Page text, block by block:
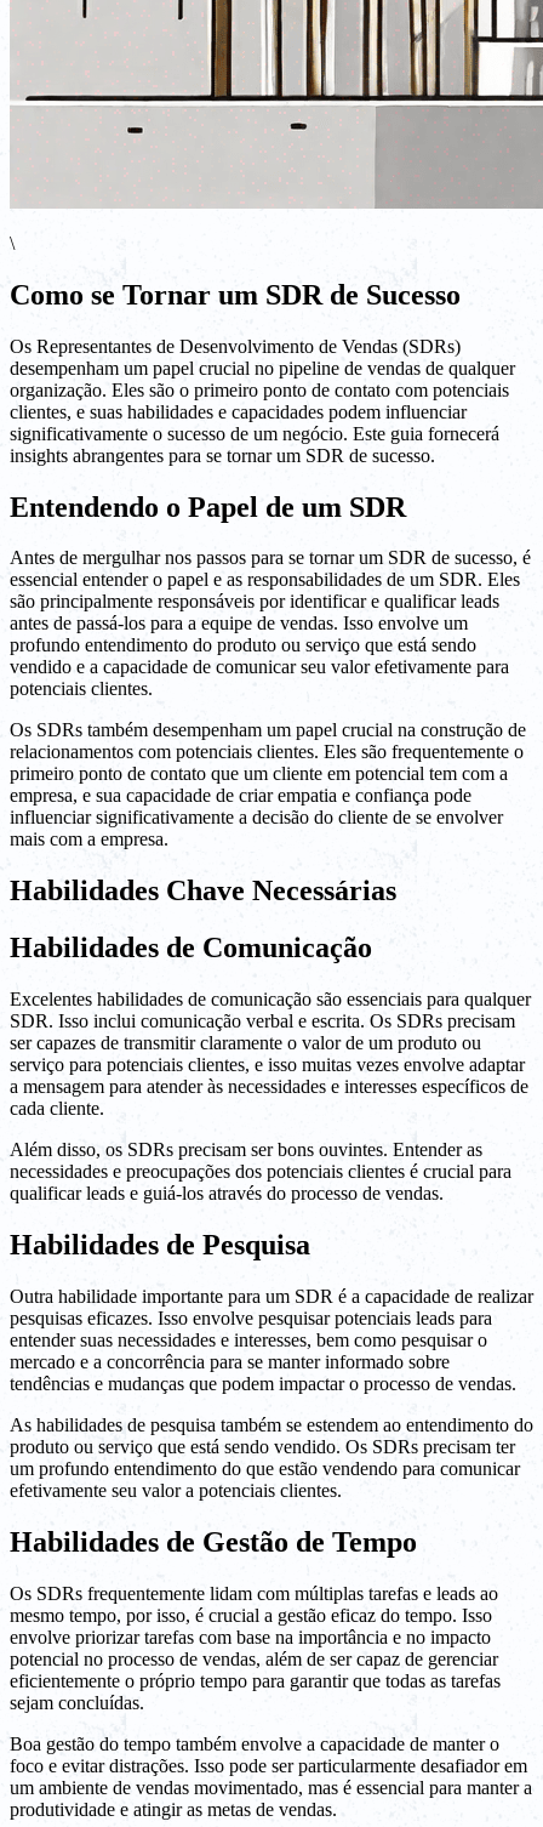
\
Como se Tornar um SDR de Sucesso
Os Representantes de Desenvolvimento de Vendas (SDRs)
desempenham um papel crucial no pipeline de vendas de qualquer
organização. Eles são o primeiro ponto de contato com potenciais
clientes, e suas habilidades e capacidades podem influenciar
significativamente o sucesso de um negócio. Este guia fornecerá
insights abrangentes para se tornar um SDR de sucesso.
Entendendo o Papel de um SDR
Antes de mergulhar nos passos para se tornar um SDR de sucesso, é
essencial entender o papel e as responsabilidades de um SDR. Eles
são principalmente responsáveis por identificar e qualificar leads
antes de passá-los para a equipe de vendas. Isso envolve um
profundo entendimento do produto ou serviço que está sendo
vendido e a capacidade de comunicar seu valor efetivamente para
potenciais clientes.
Os SDRs também desempenham um papel crucial na construção de
relacionamentos com potenciais clientes. Eles são frequentemente o
primeiro ponto de contato que um cliente em potencial tem com a
empresa, e sua capacidade de criar empatia e confiança pode
influenciar significativamente a decisão do cliente de se envolver
mais com a empresa.
Habilidades Chave Necessárias
Habilidades de Comunicação
Excelentes habilidades de comunicação são essenciais para qualquer
SDR. Isso inclui comunicação verbal e escrita. Os SDRs precisam
ser capazes de transmitir claramente o valor de um produto ou
serviço para potenciais clientes, e isso muitas vezes envolve adaptar
a mensagem para atender às necessidades e interesses específicos de
cada cliente.
Além disso, os SDRs precisam ser bons ouvintes. Entender as
necessidades e preocupações dos potenciais clientes é crucial para
qualificar leads e guiá-los através do processo de vendas.
Habilidades de Pesquisa
Outra habilidade importante para um SDR é a capacidade de realizar
pesquisas eficazes. Isso envolve pesquisar potenciais leads para
entender suas necessidades e interesses, bem como pesquisar o
mercado e a concorrência para se manter informado sobre
tendências e mudanças que podem impactar o processo de vendas.
As habilidades de pesquisa também se estendem ao entendimento do
produto ou serviço que está sendo vendido. Os SDRs precisam ter
um profundo entendimento do que estão vendendo para comunicar
efetivamente seu valor a potenciais clientes.
Habilidades de Gestão de Tempo
Os SDRs frequentemente lidam com múltiplas tarefas e leads ao
mesmo tempo, por isso, é crucial a gestão eficaz do tempo. Isso
envolve priorizar tarefas com base na importância e no impacto
potencial no processo de vendas, além de ser capaz de gerenciar
eficientemente o próprio tempo para garantir que todas as tarefas
sejam concluídas.
Boa gestão do tempo também envolve a capacidade de manter o
foco e evitar distrações. Isso pode ser particularmente desafiador em
um ambiente de vendas movimentado, mas é essencial para manter a
produtividade e atingir as metas de vendas.